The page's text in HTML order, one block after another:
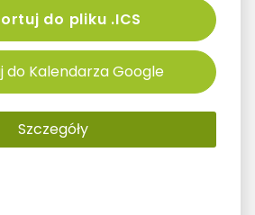
do pliku .ICS
do Kalendarza Google
Szczegóły